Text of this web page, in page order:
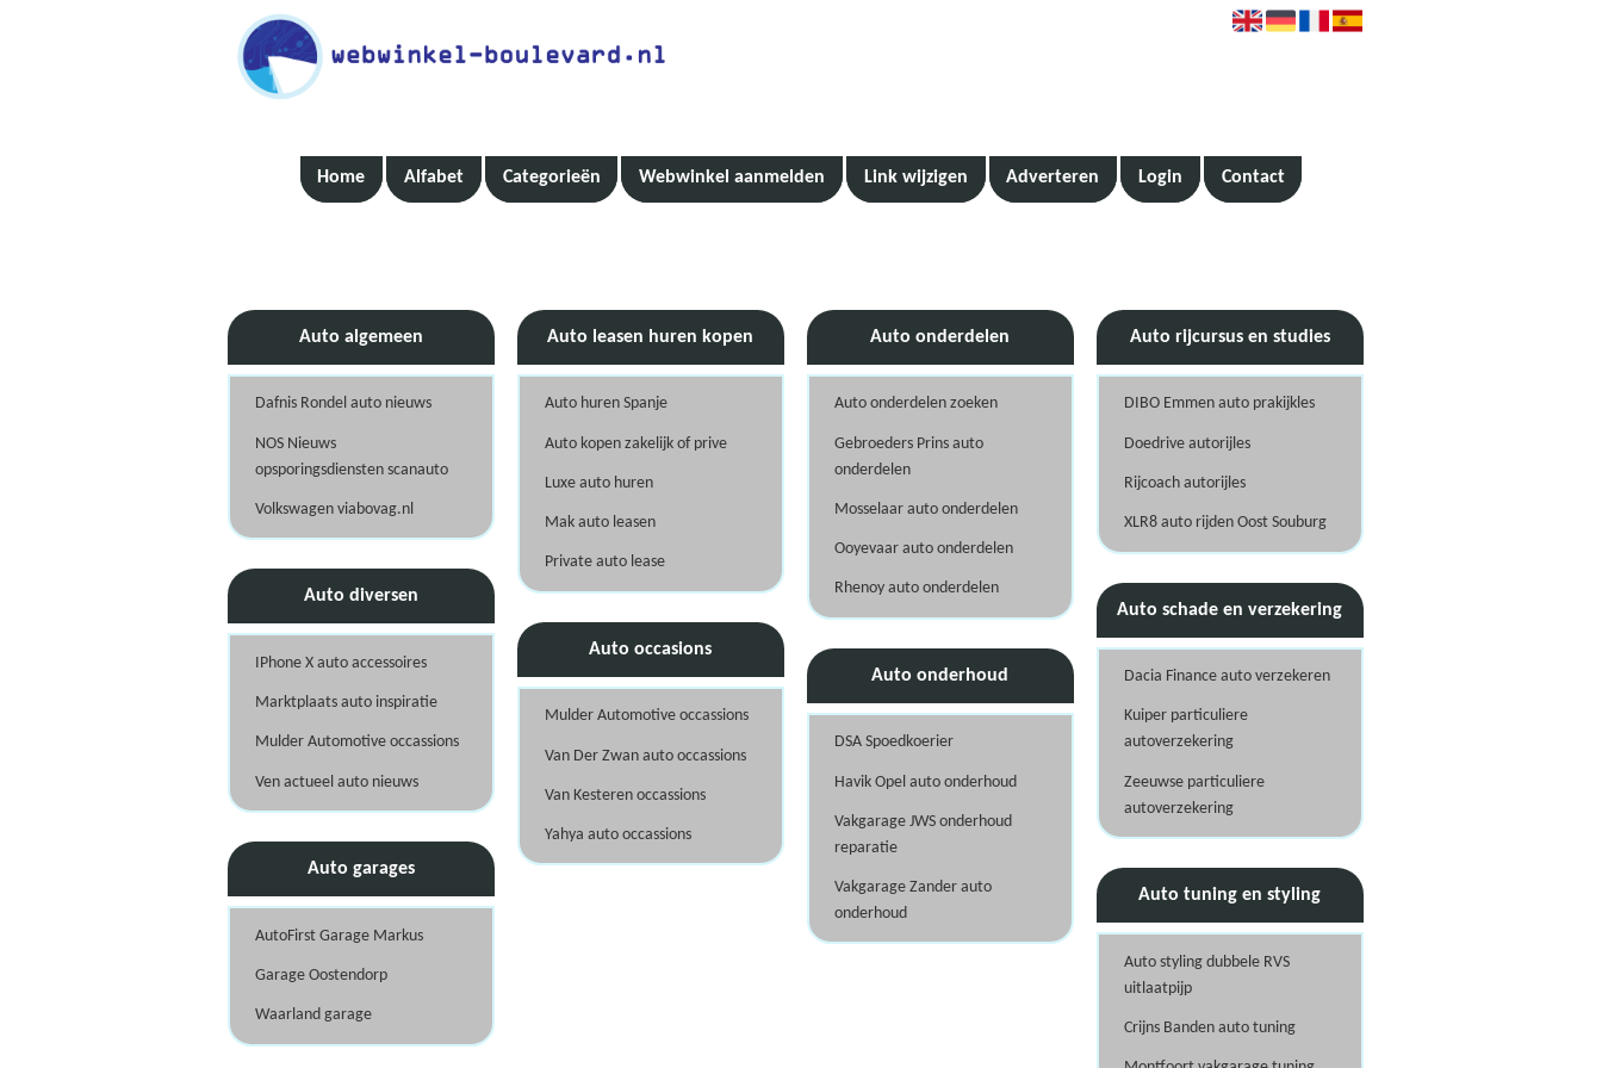
Home Alfabet Categorieën Webwinkel aanmelden Link wijzigen Adverteren Login Contact
Auto algemeen
Dafnis Rondel auto nieuws
NOS Nieuws
opsporingsdiensten scanauto
Volkswagen viabovag.nl
Auto diversen
IPhone X auto accessoires
Marktplaats auto inspiratie
Mulder Automotive occassions
Ven actueel auto nieuws
Auto garages
AutoFirst Garage Markus
Garage Oostendorp
Waarland garage
Auto leasen huren kopen
Auto huren Spanje
Auto kopen zakelijk of prive
Luxe auto huren
Mak auto leasen
Private auto lease
Auto occasions
Mulder Automotive occassions
Van Der Zwan auto occassions
Van Kesteren occassions
Yahya auto occassions
Auto onderdelen
Auto onderdelen zoeken
Gebroeders Prins auto
onderdelen
Mosselaar auto onderdelen
Ooyevaar auto onderdelen
Rhenoy auto onderdelen
Auto onderhoud
DSA Spoedkoerier
Havik Opel auto onderhoud
Vakgarage JWS onderhoud
reparatie
Vakgarage Zander auto
onderhoud
Auto rijcursus en studies
DIBO Emmen auto prakijkles
Doedrive autorijles
Rijcoach autorijles
XLR8 auto rijden Oost Souburg
Auto schade en verzekering
Dacia Finance auto verzekeren
Kuiper particuliere
autoverzekering
Zeeuwse particuliere
autoverzekering
Auto tuning en styling
Auto styling dubbele RVS
uitlaatpijp
Crijns Banden auto tuning